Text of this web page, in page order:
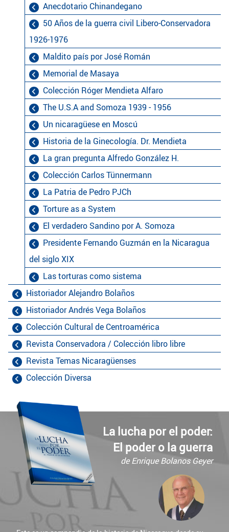
Anecdotario Chinandegano
50 Años de la guerra civil Libero-Conservadora
1926-1976
Maldito país por José Román
Memorial de Masaya
Colección Róger Mendieta Alfaro
The U.S.A and Somoza 1939 - 1956
Un nicaragüese en Moscú
Historia de la Ginecología. Dr. Mendieta
La gran pregunta Alfredo González H.
Colección Carlos Tünnermann
La Patria de Pedro PJCh
Torture as a System
El verdadero Sandino por A. Somoza
Presidente Fernando Guzmán en la Nicaragua
del siglo XIX
Las torturas como sistema
Historiador Alejandro Bolaños
Historiador Andrés Vega Bolaños
Colección Cultural de Centroamérica
Revista Conservadora / Colección libro libre
Revista Temas Nicaragüenses
Colección Diversa
La lucha por el poder:
El poder o la guerra
de Enrique Bolanos Geyer